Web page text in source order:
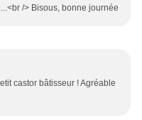
/> Bisous, bonne journée
castor bâtisseur ! Agréable